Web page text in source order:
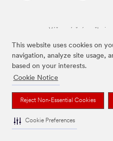
This website uses cookies on
navigation, analyze site usage,
based on your interests.
Cookie Notice
Reject Non-Essential Cookies
Cookie Preferences
Výše zmíněné značky